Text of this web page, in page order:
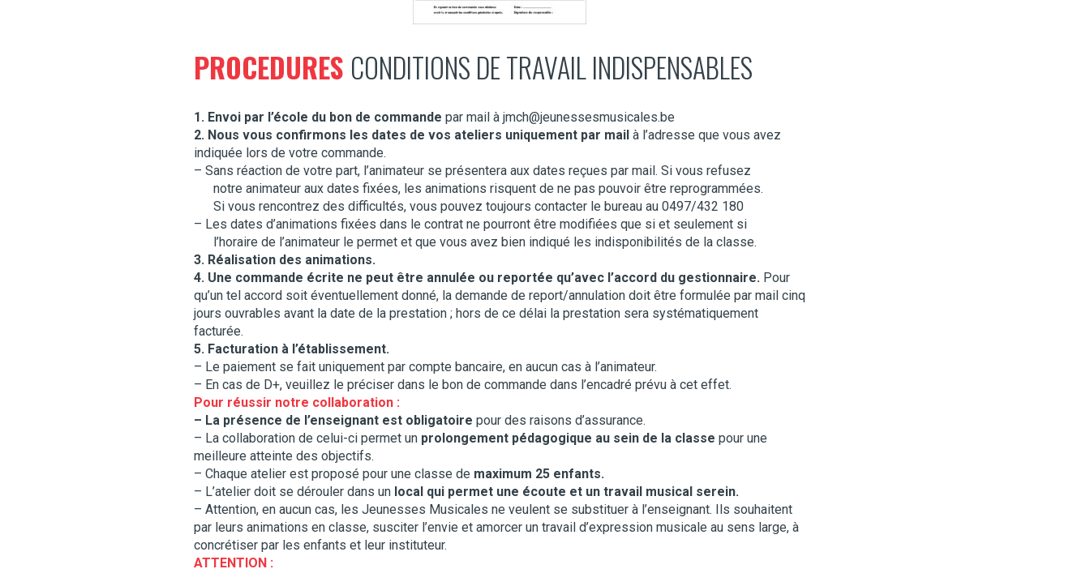
PROCEDURES CONDITIONS DE TRAVAIL INDISPENSABLES
1. Envoi par l’école du bon de commande par mail à jmch@jeunessesmusicales.be
2. Nous vous confirmons les dates de vos ateliers uniquement par mail à l’adresse que vous avez
indiquée lors de votre commande.
– Sans réaction de votre part, l’animateur se présentera aux dates reçues par mail. Si vous refusez
notre animateur aux dates fixées, les animations risquent de ne pas pouvoir être reprogrammées.
Si vous rencontrez des difficultés, vous pouvez toujours contacter le bureau au 0497/432 180
– Les dates d’animations fixées dans le contrat ne pourront être modifiées que si et seulement si
l’horaire de l’animateur le permet et que vous avez bien indiqué les indisponibilités de la classe.
3. Réalisation des animations.
4. Une commande écrite ne peut être annulée ou reportée qu’avec l’accord du gestionnaire. Pour
qu’un tel accord soit éventuellement donné, la demande de report/annulation doit être formulée par mail cinq
jours ouvrables avant la date de la prestation ; hors de ce délai la prestation sera systématiquement
facturée.
5. Facturation à l’établissement.
– Le paiement se fait uniquement par compte bancaire, en aucun cas à l’animateur.
– En cas de D+, veuillez le préciser dans le bon de commande dans l’encadré prévu à cet effet.
Pour réussir notre collaboration :
– La présence de l’enseignant est obligatoire pour des raisons d’assurance.
– La collaboration de celui-ci permet un prolongement pédagogique au sein de la classe pour une
meilleure atteinte des objectifs.
– Chaque atelier est proposé pour une classe de maximum 25 enfants.
– L’atelier doit se dérouler dans un local qui permet une écoute et un travail musical serein.
– Attention, en aucun cas, les Jeunesses Musicales ne veulent se substituer à l’enseignant. Ils souhaitent
par leurs animations en classe, susciter l’envie et amorcer un travail d’expression musicale au sens large, à
concrétiser par les enfants et leur instituteur.
ATTENTION :